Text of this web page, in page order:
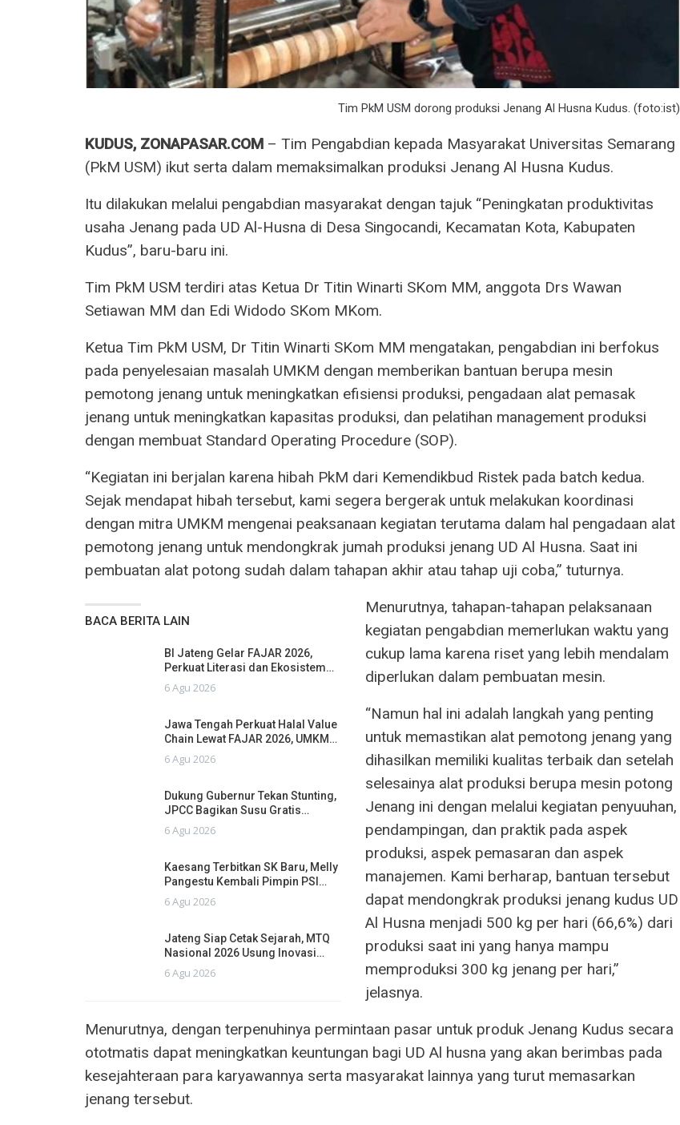
Tim PkM USM dorong produksi Jenang Al Husna Kudus. (foto:ist)
KUDUS, ZONAPASAR.COM – Tim Pengabdian kepada Masyarakat Universitas Semarang
(PkM USM) ikut serta dalam memaksimalkan produksi Jenang Al Husna Kudus.
Itu dilakukan melalui pengabdian masyarakat dengan tajuk “Peningkatan produktivitas
usaha Jenang pada UD Al-Husna di Desa Singocandi, Kecamatan Kota, Kabupaten
Kudus”, baru-baru ini.
Tim PkM USM terdiri atas Ketua Dr Titin Winarti SKom MM, anggota Drs Wawan
Setiawan MM dan Edi Widodo SKom MKom.
Ketua Tim PkM USM, Dr Titin Winarti SKom MM mengatakan, pengabdian ini berfokus
pada penyelesaian masalah UMKM dengan memberikan bantuan berupa mesin
pemotong jenang untuk meningkatkan efisiensi produksi, pengadaan alat pemasak
jenang untuk meningkatkan kapasitas produksi, dan pelatihan management produksi
dengan membuat Standard Operating Procedure (SOP).
“Kegiatan ini berjalan karena hibah PkM dari Kemendikbud Ristek pada batch kedua.
Sejak mendapat hibah tersebut, kami segera bergerak untuk melakukan koordinasi
dengan mitra UMKM mengenai peaksanaan kegiatan terutama dalam hal pengadaan alat
pemotong jenang untuk mendongkrak jumah produksi jenang UD Al Husna. Saat ini
pembuatan alat potong sudah dalam tahapan akhir atau tahap uji coba,” tuturnya.
BACA BERITA LAIN
BI Jateng Gelar FAJAR 2026,
Perkuat Literasi dan Ekosistem…
6 Agu 2026
Jawa Tengah Perkuat Halal Value
Chain Lewat FAJAR 2026, UMKM…
6 Agu 2026
Dukung Gubernur Tekan Stunting,
JPCC Bagikan Susu Gratis…
6 Agu 2026
Kaesang Terbitkan SK Baru, Melly
Pangestu Kembali Pimpin PSI…
6 Agu 2026
Jateng Siap Cetak Sejarah, MTQ
Nasional 2026 Usung Inovasi…
6 Agu 2026
Menurutnya, tahapan-tahapan pelaksanaan
kegiatan pengabdian memerlukan waktu yang
cukup lama karena riset yang lebih mendalam
diperlukan dalam pembuatan mesin.
“Namun hal ini adalah langkah yang penting
untuk memastikan alat pemotong jenang yang
dihasilkan memiliki kualitas terbaik dan setelah
selesainya alat produksi berupa mesin potong
Jenang ini dengan melalui kegiatan penyuuhan,
pendampingan, dan praktik pada aspek
produksi, aspek pemasaran dan aspek
manajemen. Kami berharap, bantuan tersebut
dapat mendongkrak produksi jenang kudus UD
Al Husna menjadi 500 kg per hari (66,6%) dari
produksi saat ini yang hanya mampu
memproduksi 300 kg jenang per hari,”
jelasnya.
Menurutnya, dengan terpenuhinya permintaan pasar untuk produk Jenang Kudus secara
ototmatis dapat meningkatkan keuntungan bagi UD Al husna yang akan berimbas pada
kesejahteraan para karyawannya serta masyarakat lainnya yang turut memasarkan
jenang tersebut.